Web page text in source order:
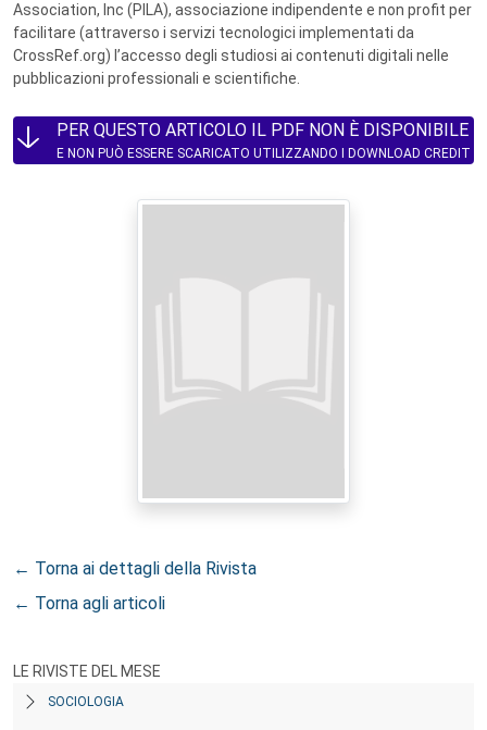
Association, Inc (PILA), associazione indipendente e non profit per
facilitare (attraverso i servizi tecnologici implementati da
CrossRef.org) l’accesso degli studiosi ai contenuti digitali nelle
pubblicazioni professionali e scientifiche.
PER QUESTO ARTICOLO IL PDF NON È DISPONIBILE
E NON PUÒ ESSERE SCARICATO UTILIZZANDO I DOWNLOAD CREDIT
← Torna ai dettagli della Rivista
← Torna agli articoli
LE RIVISTE DEL MESE
SOCIOLOGIA